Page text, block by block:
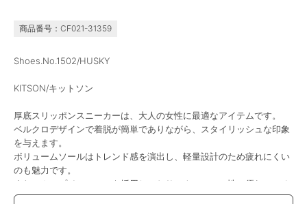
商品番号：CF021-31359
Shoes.No.1502/HUSKY
KITSON/キットソン
厚底スリッポンスニーカーは、大人の女性に最適なアイテムです。
ベルクロデザインで着脱が簡単でありながら、スタイリッシュな印象
を与えます。
ボリュームソールはトレンド感を演出し、軽量設計のため疲れにくい
のも魅力です。
また、カップインソールを採用しており、クッション性に優れている
ため、快適な履き心地を実現しています。